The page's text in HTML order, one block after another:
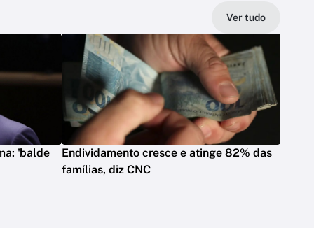
Ver tudo
'balde
Endividamento cresce e atinge 82% das
famílias, diz CNC